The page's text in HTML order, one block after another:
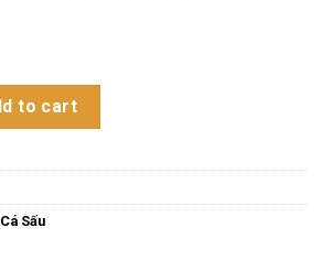
bụng dây liền (TL 12050) quantity
to cart
Sấu